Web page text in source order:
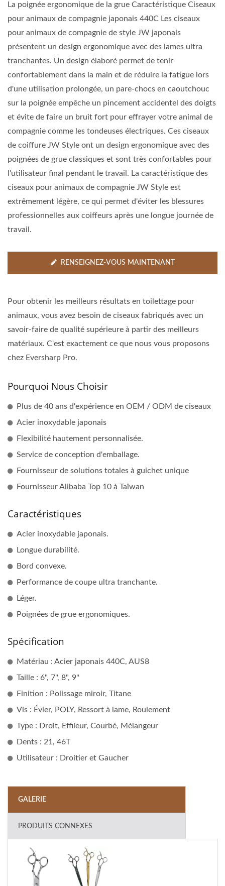
La poignée ergonomique de la grue Caractéristique Ciseaux
pour animaux de compagnie japonais 440C Les ciseaux
pour animaux de compagnie de style JW japonais
présentent un design ergonomique avec des lames ultra
tranchantes. Un design élaboré permet de tenir
confortablement dans la main et de réduire la fatigue lors
d'une utilisation prolongée, un pare-chocs en caoutchouc
sur la poignée empêche un pincement accidentel des doigts
et évite de faire un bruit fort pour effrayer votre animal de
compagnie comme les tondeuses électriques. Ces ciseaux
de coiffure JW Style ont un design ergonomique avec des
poignées de grue classiques et sont très confortables pour
l'utilisateur final pendant le travail. La caractéristique des
ciseaux pour animaux de compagnie JW Style est
extrêmement légère, ce qui permet d'éviter les blessures
professionnelles aux coiffeurs après une longue journée de
travail.
RENSEIGNEZ-VOUS MAINTENANT
Pour obtenir les meilleurs résultats en toilettage pour
animaux, vous avez besoin de ciseaux fabriqués avec un
savoir-faire de qualité supérieure à partir des meilleurs
matériaux. C'est exactement ce que nous vous proposons
chez Eversharp Pro.
Pourquoi Nous Choisir
Plus de 40 ans d'expérience en OEM / ODM de ciseaux
Acier inoxydable japonais
Flexibilité hautement personnalisée.
Service de conception d'emballage.
Fournisseur de solutions totales à guichet unique
Fournisseur Alibaba Top 10 à Taïwan
Caractéristiques
Acier inoxydable japonais.
Longue durabilité.
Bord convexe.
Performance de coupe ultra tranchante.
Léger.
Poignées de grue ergonomiques.
Spécification
Matériau : Acier japonais 440C, AUS8
Taille : 6", 7", 8", 9"
Finition : Polissage miroir, Titane
Vis : Évier, POLY, Ressort à lame, Roulement
Type : Droit, Effileur, Courbé, Mélangeur
Dents : 21, 46T
Utilisateur : Droitier et Gaucher
GALERIE
PRODUITS CONNEXES